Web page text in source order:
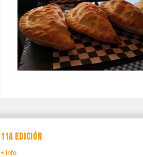
11A EDICIÓN
+ info